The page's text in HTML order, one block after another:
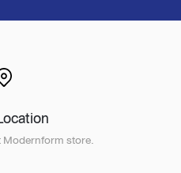
Modernform store.